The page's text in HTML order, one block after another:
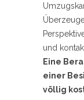
und
Eine
einer
völlig